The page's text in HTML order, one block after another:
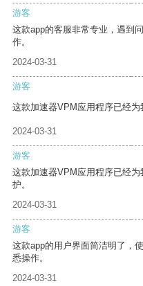
游客
这款app的客服非常专业，遇到
作。
2024-03-31
游客
这款加速器VPM应用程序已经为
2024-03-31
游客
这款加速器VPM应用程序已经
护。
2024-03-31
游客
这款app的用户界面简洁明了，
悉操作。
2024-03-31